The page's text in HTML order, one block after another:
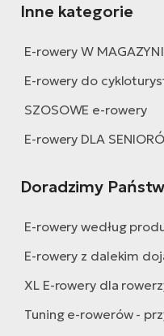
Inne kategorie
E-rowery W
E-rowery do
SZOSOWE e-rowery
E-rowery DLA
Doradzimy
E-rowery według
E-rowery z dalekim
XL E-rowery dla
Tuning e-rowerów -